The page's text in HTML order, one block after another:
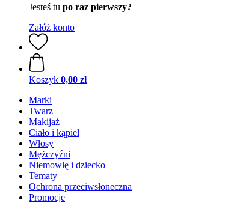
Jesteś tu po raz pierwszy?
Załóż konto
Koszyk 0,00 zł
Marki
Twarz
Makijaż
Ciało i kąpiel
Włosy
Mężczyźni
Niemowlę i dziecko
Tematy
Ochrona przeciwsłoneczna
Promocje